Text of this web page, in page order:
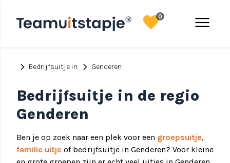
menu
favorite0
chevron_right Bedrijfsuitje in chevron_right Genderen
Bedrijfsuitje in de regio
Genderen
Ben je op zoek naar een plek voor een groepsuitje,
familie uitje of bedrijfsuitje in Genderen? Voor kleine